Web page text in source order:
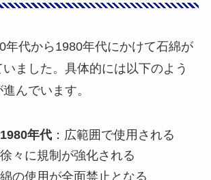
年代から1980年代にかけて石綿が
ました。具体的には以下のよう
んでいます。
年代：広範囲で使用される
々に規制が強化される
の使用が全面禁止となる